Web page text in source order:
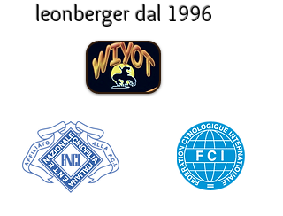
leonberger dal 1996